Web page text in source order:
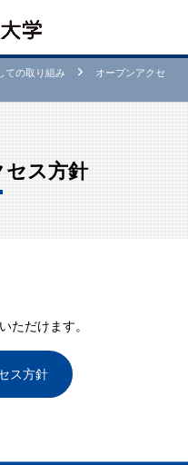
ての取り組み
オープンアクセ
セス方針
ただけます。
ス方針